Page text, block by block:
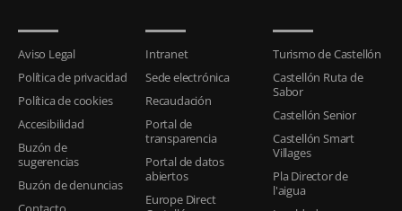
Aviso Legal
Política de privacidad
Política de cookies
Accesibilidad
Buzón de
sugerencias
Buzón de denuncias
Intranet
Sede electrónica
Recaudación
Portal de
transparencia
Portal de datos
abiertos
Europe Direct
Turismo de Castellón
Castellón Ruta de
Sabor
Castellón Senior
Castellón Smart
Villages
Pla Director de
l'aigua